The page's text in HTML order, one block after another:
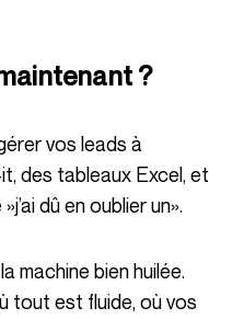
?
des tableaux Excel, et
dû en oublier un».
tout est fluide, où vos